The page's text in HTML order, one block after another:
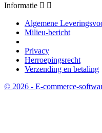
Informatie  
Algemene
Milieu-bericht
Privacy
Herroepingsrecht
Verzending en betaling
© 2026 - E-commerce-